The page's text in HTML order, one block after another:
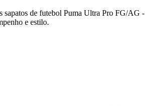
sapatos de futebol Puma Ultra Pro FG/AG -
e estilo.